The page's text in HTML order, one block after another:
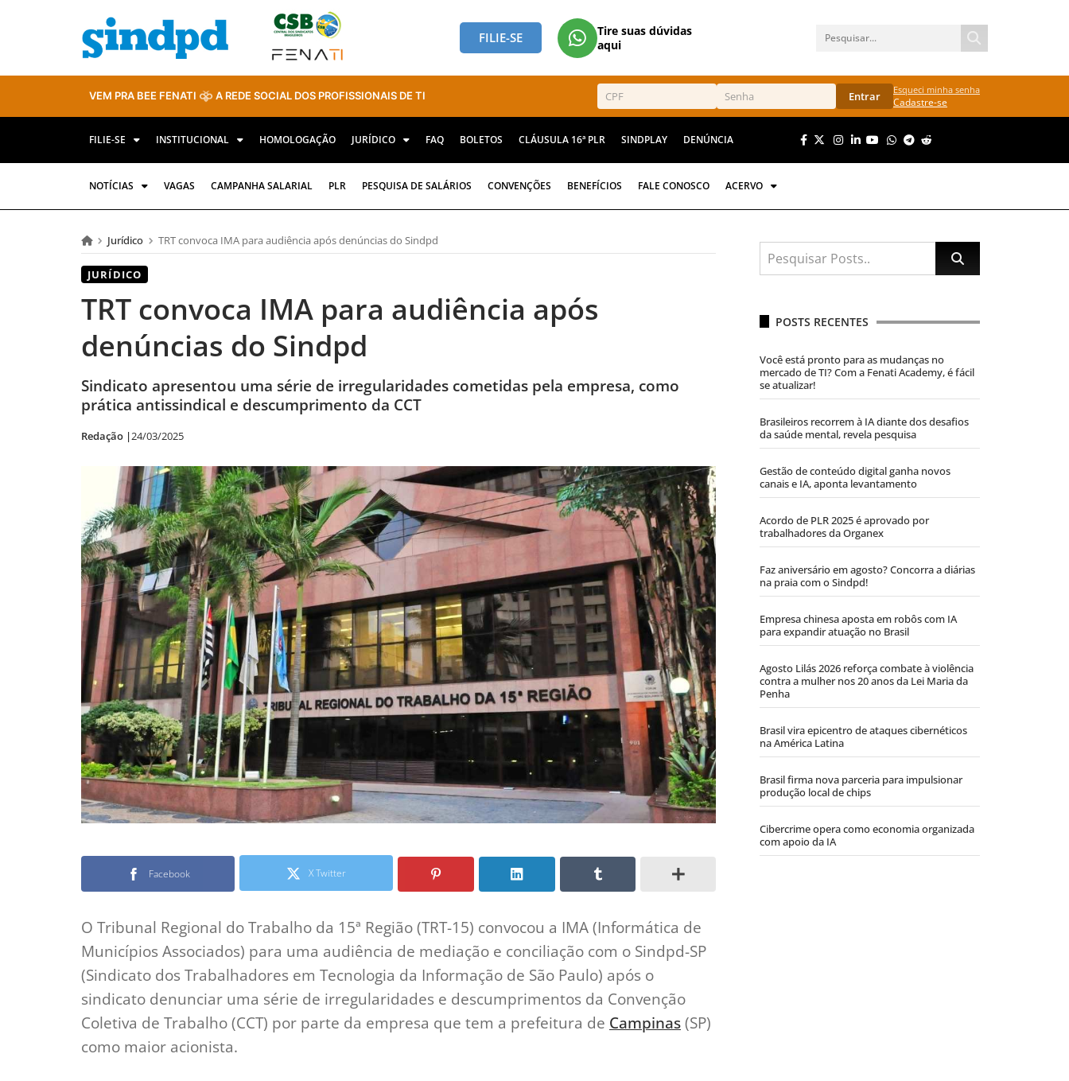
FILIE-SE
Tire suas dúvidas
aqui
VEM PRA BEE FENATI A REDE SOCIAL DOS PROFISSIONAIS DE TI Entrar Esqueci minha senha
Cadastre-se
FILIE-SE INSTITUCIONAL HOMOLOGAÇÃO JURÍDICO FAQ BOLETOS CLÁUSULA 16ª PLR SINDPLAY DENÚNCIA
NOTÍCIAS VAGAS CAMPANHA SALARIAL PLR PESQUISA DE SALÁRIOS CONVENÇÕES BENEFÍCIOS FALE CONOSCO ACERVO
Jurídico TRT convoca IMA para audiência após denúncias do Sindpd
JURÍDICO
TRT convoca IMA para audiência após
denúncias do Sindpd
Sindicato apresentou uma série de irregularidades cometidas pela empresa, como
prática antissindical e descumprimento da CCT
Redação |24/03/2025
Facebook X Twitter
O Tribunal Regional do Trabalho da 15ª Região (TRT-15) convocou a IMA (Informática de
Municípios Associados) para uma audiência de mediação e conciliação com o Sindpd-SP
(Sindicato dos Trabalhadores em Tecnologia da Informação de São Paulo) após o
sindicato denunciar uma série de irregularidades e descumprimentos da Convenção
Coletiva de Trabalho (CCT) por parte da empresa que tem a prefeitura de Campinas(SP)
como maior acionista.
POSTS RECENTES
Você está pronto para as mudanças no
mercado de TI? Com a Fenati Academy, é fácil
se atualizar!
Brasileiros recorrem à IA diante dos desafios
da saúde mental, revela pesquisa
Gestão de conteúdo digital ganha novos
canais e IA, aponta levantamento
Acordo de PLR 2025 é aprovado por
trabalhadores da Organex
Faz aniversário em agosto? Concorra a diárias
na praia com o Sindpd!
Empresa chinesa aposta em robôs com IA
para expandir atuação no Brasil
Agosto Lilás 2026 reforça combate à violência
contra a mulher nos 20 anos da Lei Maria da
Penha
Brasil vira epicentro de ataques cibernéticos
na América Latina
Brasil firma nova parceria para impulsionar
produção local de chips
Cibercrime opera como economia organizada
com apoio da IA